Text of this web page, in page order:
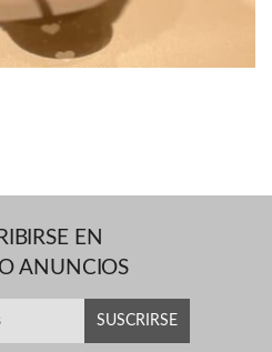
EN
ANUNCIOS